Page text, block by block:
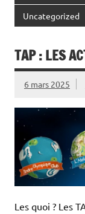
Uncategorized
TAP : LES
6 mars 2025
Les quoi ? Les